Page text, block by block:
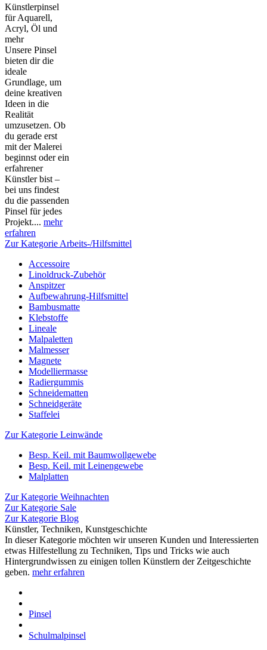
Künstlerpinsel
für Aquarell,
Acryl, Öl und
mehr
Unsere Pinsel
bieten dir die
ideale
Grundlage, um
deine kreativen
Ideen in die
Realität
umzusetzen. Ob
du gerade erst
mit der Malerei
beginnst oder ein
erfahrener
Künstler bist –
bei uns findest
du die passenden
Pinsel für jedes
Projekt.... mehr
erfahren
Zur Kategorie Arbeits-/Hilfsmittel
Accessoire
Linoldruck-Zubehör
Anspitzer
Aufbewahrung-Hilfsmittel
Bambusmatte
Klebstoffe
Lineale
Malpaletten
Malmesser
Magnete
Modelliermasse
Radiergummis
Schneidematten
Schneidgeräte
Staffelei
Zur Kategorie Leinwände
Besp. Keil. mit Baumwollgewebe
Besp. Keil. mit Leinengewebe
Malplatten
Zur Kategorie Weihnachten
Zur Kategorie Sale
Zur Kategorie Blog
Künstler, Techniken, Kunstgeschichte
In dieser Kategorie möchten wir unseren Kunden und Interessierten
etwas Hilfestellung zu Techniken, Tips und Tricks wie auch
Hintergrundwissen zu einigen tollen Künstlern der Zeitgeschichte
geben. mehr erfahren
Pinsel
Schulmalpinsel